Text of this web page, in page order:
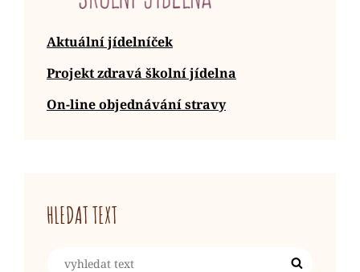
Aktuální jídelníček
Projekt zdravá školní jídelna
On-line objednávání stravy
HLEDAT TEXT
Search